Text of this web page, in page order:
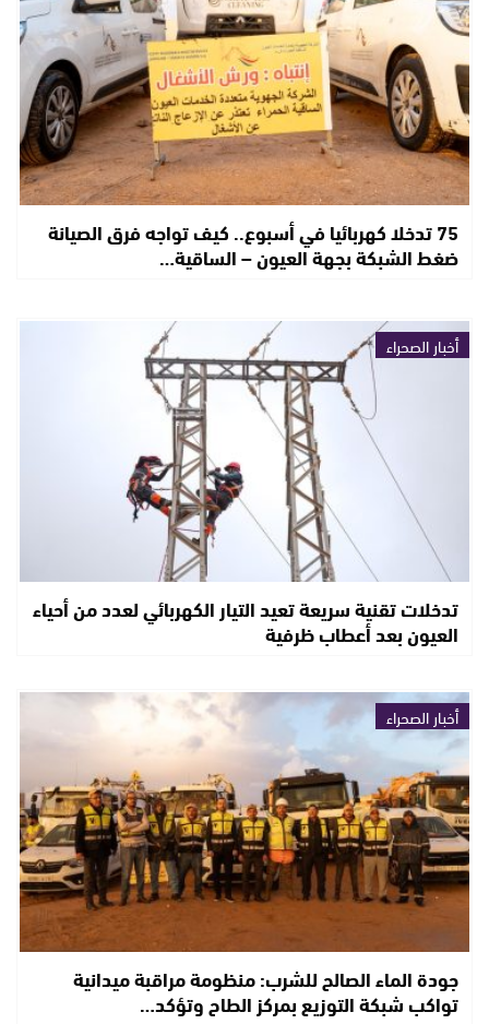
75 تدخلا كهربائيا في أسبوع.. كيف تواجه فرق الصيانة
ضغط الشبكة بجهة العيون – الساقية…
أخبار الصحراء
تدخلات تقنية سريعة تعيد التيار الكهربائي لعدد من أحياء
العيون بعد أعطاب ظرفية
أخبار الصحراء
جودة الماء الصالح للشرب: منظومة مراقبة ميدانية
تواكب شبكة التوزيع بمركز الطاح وتؤكد…